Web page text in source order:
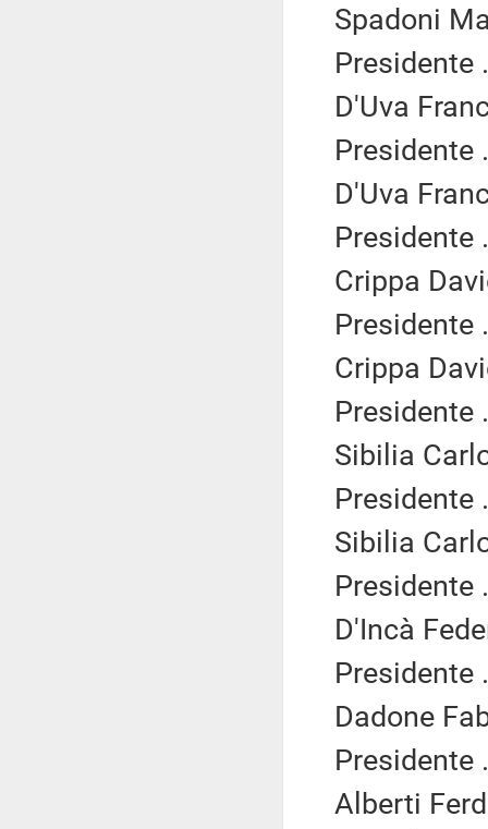
Spadoni
Presidente
D'Uva
Presidente
D'Uva
Presidente
Crippa
Presidente
Crippa
Presidente
Sibilia
Presidente
Sibilia
Presidente
D'Incà
Presidente
Dadone
Presidente
Alberti